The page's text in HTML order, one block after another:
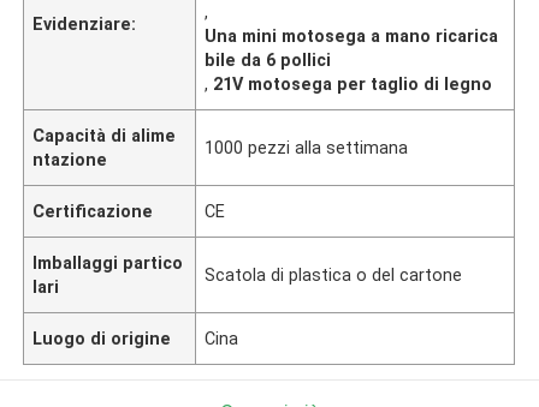
Evidenziare:
,
Una mini motosega a mano ricarica
bile da 6 pollici
, 21V motosega per taglio di legno
Capacità di alime
ntazione
1000 pezzi alla settimana
Certificazione CE
Imballaggi partico
lari
Scatola di plastica o del cartone
Luogo di origine Cina